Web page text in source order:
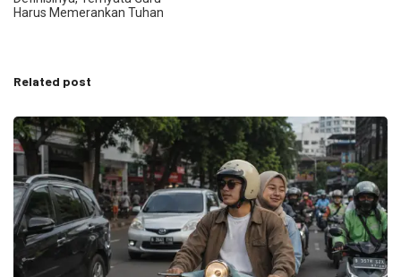
Harus Memerankan Tuhan
Related post